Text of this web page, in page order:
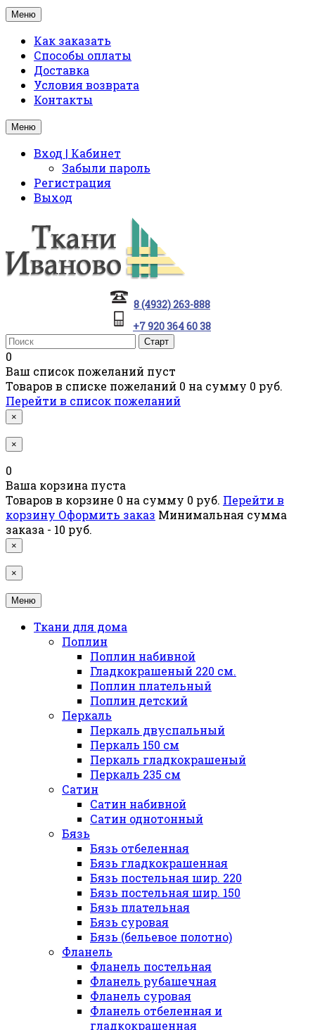
Меню
Как заказать
Способы оплаты
Доставка
Условия возврата
Контакты
Меню
Вход | Кабинет
Забыли пароль
Регистрация
Выход
8 (4932) 263-888
+7 920 364 60 38
0
Ваш список пожеланий пуст
Товаров в списке пожеланий 0 на сумму 0 руб.
Перейти в список пожеланий
×
×
0
Ваша корзина пуста
Товаров в корзине 0 на сумму 0 руб. Перейти в
корзину Оформить заказ Минимальная сумма
заказа - 10 руб.
×
×
Меню
Ткани для дома
Поплин
Поплин набивной
Гладкокрашеный 220 см.
Поплин плательный
Поплин детский
Перкаль
Перкаль двуспальный
Перкаль 150 см
Перкаль гладкокрашеный
Перкаль 235 см
Сатин
Сатин набивной
Сатин однотонный
Бязь
Бязь отбеленная
Бязь гладкокрашенная
Бязь постельная шир. 220
Бязь постельная шир. 150
Бязь плательная
Бязь суровая
Бязь (бельевое полотно)
Фланель
Фланель постельная
Фланель рубашечная
Фланель суровая
Фланель отбеленная и
гладкокрашенная